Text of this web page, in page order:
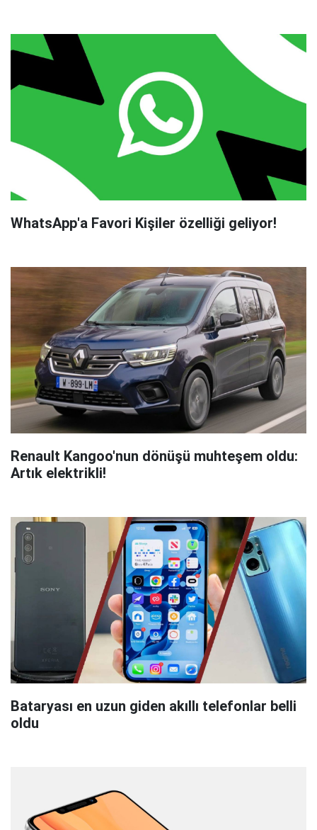
WhatsApp'a Favori Kişiler özelliği geliyor!
Renault Kangoo'nun dönüşü muhteşem oldu:
Artık elektrikli!
Bataryası en uzun giden akıllı telefonlar belli
oldu